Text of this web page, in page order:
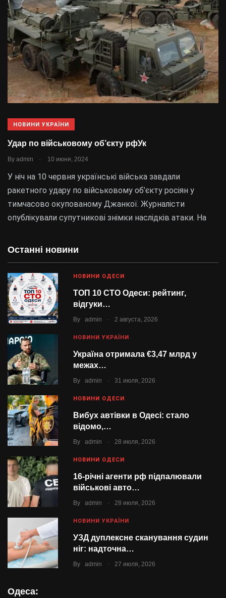
НОВИНИ УКРАЇНИ
Удар по військовому об’єкту рфУк
By admin . 10 июня, 2024
У ніч на 10 червня українські війська завдали
ракетного удару по військовому об’єкту росіян у
тимчасово окупованому Джанкої. Журналісти
опублікували супутникові знімки наслідків атаки. На
Останні новини
НОВИНИ ОДЕСИ
ТОП 10 СТО Одеси: рейтинг,
відгуки…
By admin . 2 августа, 2026
НОВИНИ УКРАЇНИ
Україна отримала €3,47 млрд у
межах…
By admin . 31 июля, 2026
НОВИНИ ОДЕСИ
Вибух автівки в Одесі: стало
відомо,…
By admin . 28 июля, 2026
НОВИНИ ОДЕСИ
16-річні агенти рф підпалювали
військові авто…
By admin . 28 июля, 2026
НОВИНИ УКРАЇНИ
УЗД дуплексне сканування судин
ніг: надточна…
By admin . 27 июля, 2026
Одеса: